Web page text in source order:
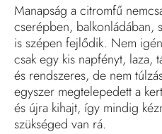
Manapság a citromfű
cserépben, balkonládában,
is szépen fejlődik. Nem
csak egy kis napfényt, laza,
és rendszeres, de nem
egyszer megtelepedett a
és újra kihajt, így mindig
szükséged van rá.